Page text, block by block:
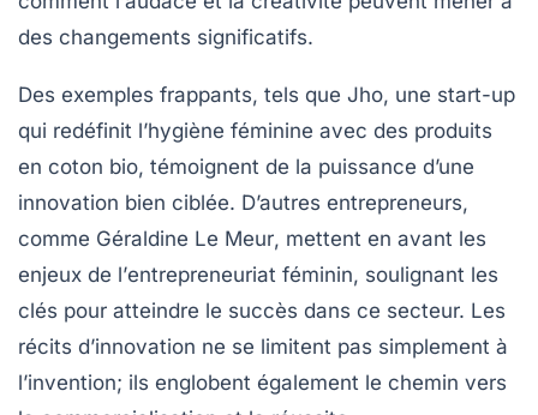
des changements significatifs.
Des exemples frappants, tels que Jho, une start-up
qui redéfinit l’hygiène féminine avec des produits
en coton bio, témoignent de la puissance d’une
innovation bien ciblée. D’autres entrepreneurs,
comme Géraldine Le Meur, mettent en avant les
enjeux de l’entrepreneuriat féminin, soulignant les
clés pour atteindre le succès dans ce secteur. Les
récits d’innovation ne se limitent pas simplement à
l’invention; ils englobent également le chemin vers